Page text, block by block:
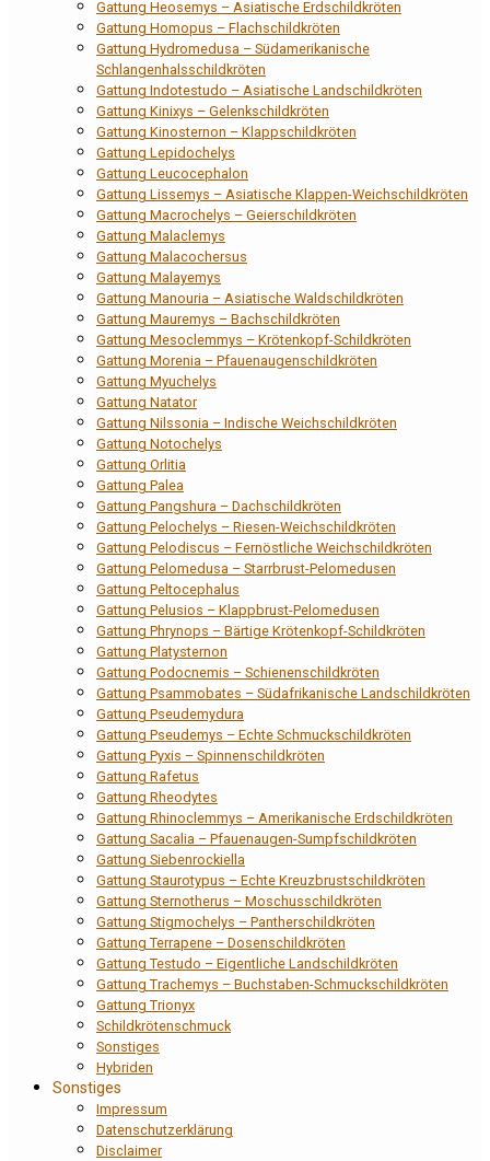
Gattung Heosemys – Asiatische Erdschildkröten
Gattung Homopus – Flachschildkröten
Gattung Hydromedusa – Südamerikanische
Schlangenhalsschildkröten
Gattung Indotestudo – Asiatische Landschildkröten
Gattung Kinixys – Gelenkschildkröten
Gattung Kinosternon – Klappschildkröten
Gattung Lepidochelys
Gattung Leucocephalon
Gattung Lissemys – Asiatische Klappen-Weichschildkröten
Gattung Macrochelys – Geierschildkröten
Gattung Malaclemys
Gattung Malacochersus
Gattung Malayemys
Gattung Manouria – Asiatische Waldschildkröten
Gattung Mauremys – Bachschildkröten
Gattung Mesoclemmys – Krötenkopf-Schildkröten
Gattung Morenia – Pfauenaugenschildkröten
Gattung Myuchelys
Gattung Natator
Gattung Nilssonia – Indische Weichschildkröten
Gattung Notochelys
Gattung Orlitia
Gattung Palea
Gattung Pangshura – Dachschildkröten
Gattung Pelochelys – Riesen-Weichschildkröten
Gattung Pelodiscus – Fernöstliche Weichschildkröten
Gattung Pelomedusa – Starrbrust-Pelomedusen
Gattung Peltocephalus
Gattung Pelusios – Klappbrust-Pelomedusen
Gattung Phrynops – Bärtige Krötenkopf-Schildkröten
Gattung Platysternon
Gattung Podocnemis – Schienenschildkröten
Gattung Psammobates – Südafrikanische Landschildkröten
Gattung Pseudemydura
Gattung Pseudemys – Echte Schmuckschildkröten
Gattung Pyxis – Spinnenschildkröten
Gattung Rafetus
Gattung Rheodytes
Gattung Rhinoclemmys – Amerikanische Erdschildkröten
Gattung Sacalia – Pfauenaugen-Sumpfschildkröten
Gattung Siebenrockiella
Gattung Staurotypus – Echte Kreuzbrustschildkröten
Gattung Sternotherus – Moschusschildkröten
Gattung Stigmochelys – Pantherschildkröten
Gattung Terrapene – Dosenschildkröten
Gattung Testudo – Eigentliche Landschildkröten
Gattung Trachemys – Buchstaben-Schmuckschildkröten
Gattung Trionyx
Schildkrötenschmuck
Sonstiges
Hybriden
Sonstiges
Impressum
Datenschutzerklärung
Disclaimer